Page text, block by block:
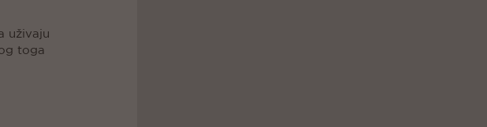
uživaju
toga